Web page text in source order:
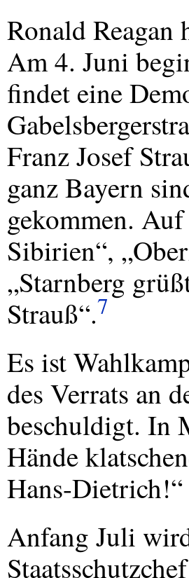
Ronald Reagan
Am 4. Juni
findet eine
Franz Josef
ganz Bayern
gekommen.
Sibirien“,
„Starnberg
Strauß“.7
Es ist
des Verrats an
beschuldigt. In
Hände
Hans-
Anfang Juli